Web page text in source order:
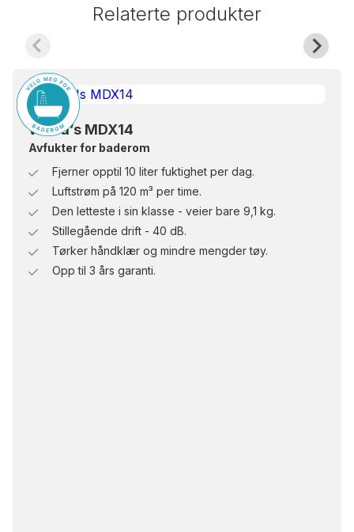
Relaterte produkter
Wood’s MDX14
Avfukter for baderom
Fjerner opptil 10 liter fuktighet per dag.
Luftstrøm på 120 m³ per time.
Den letteste i sin klasse - veier bare 9,1 kg.
Stillegående drift - 40 dB.
Tørker håndklær og mindre mengder tøy.
Opp til 3 års garanti.